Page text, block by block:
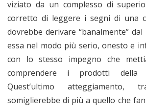
viziato da un complesso di
corretto di leggere i segni di una
dovrebbe derivare “banalmente”
essa nel modo più serio, onesto e
con lo stesso impegno che
comprendere i prodotti della
Quest’ultimo atteggiamento,
somiglierebbe di più a quello che